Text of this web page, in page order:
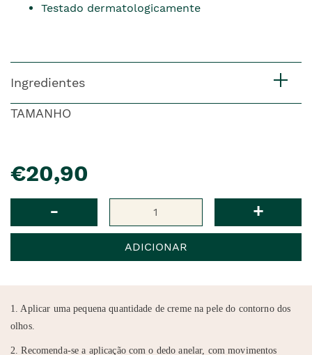
Testado dermatologicamente
Ingredientes
TAMANHO
€20,90
- +
ADICIONAR
1. Aplicar uma pequena quantidade de creme na pele do contorno dos
olhos.
2. Recomenda-se a aplicação com o dedo anelar, com movimentos